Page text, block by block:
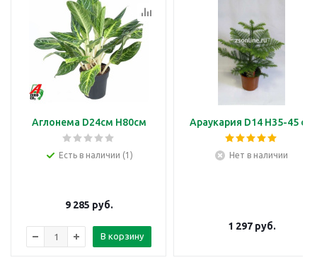
Аглонема D24см H80см
Есть в наличии (1)
9 285 руб.
В корзину
Араукария D14 H35-45 см
Нет в наличии
1 297руб.